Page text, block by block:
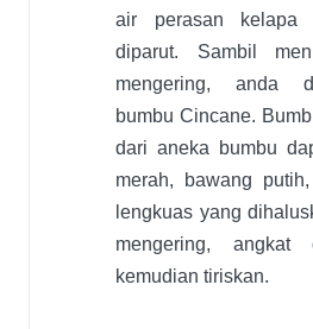
air perasan kelapa
diparut. Sambil
mengering, anda
bumbu Cincane.
dari aneka bumbu
merah, bawang
lengkuas yang
mengering,
kemudian tiriskan.